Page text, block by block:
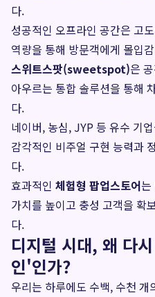
다.
성공적인 오프라인 공간은 고
역량을 통해 방문객에게 몰입
스위트스팟(sweetspot)은
아우르는 통합 솔루션을 통해
다.
네이버, 농심, JYP 등 유수 기
감각적인 비주얼 구현 능력과
다.
효과적인 체험형 팝업스토어는
가치를 높이고 충성 고객을 확
다.
디지털 시대, 왜 다
인'인가?
우리는 하루에도 수백, 수천